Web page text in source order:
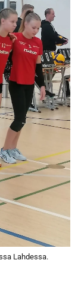
Lahdessa.